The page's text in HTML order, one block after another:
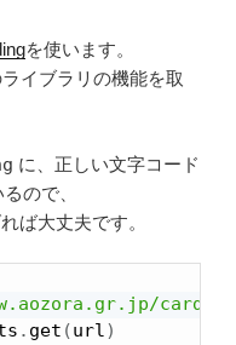
を使います。
イブラリの機能を取
に、正しい文字コード
ので、
ば大丈夫です。
cards/
. get (url)